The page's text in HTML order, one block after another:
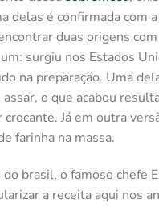
delas é confirmada com
duas origens
surgiu nos Estados
na preparação. Uma
o que acabou
Já em outra
farinha na massa.
brasil, o famoso chefe
a receita aqui nos